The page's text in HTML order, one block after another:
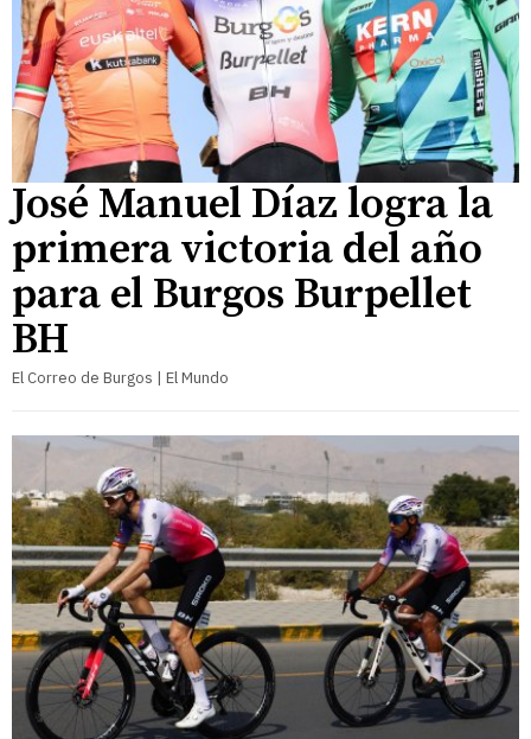
José Manuel Díaz logra la
primera victoria del año
para el Burgos Burpellet
BH
El Correo de Burgos | El Mundo